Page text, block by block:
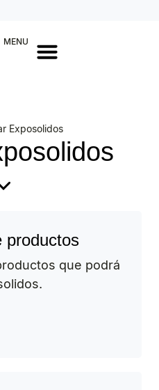
MENU
Exposolidos
productos
que podrá